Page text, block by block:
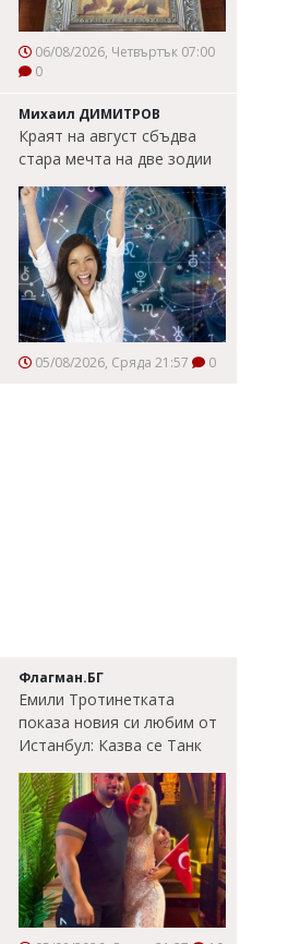
06/08/2026, Четвъртък 07:00
0
Михаил ДИМИТРОВ
Краят на август сбъдва
стара мечта на две зодии
05/08/2026, Сряда 21:57 0
Флагман.БГ
Емили Тротинетката
показа новия си любим от
Истанбул: Казва се Танк